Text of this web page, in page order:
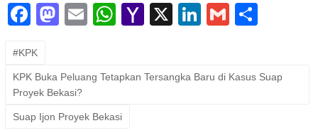
Facebook
Mastodon
EmailWhatsApp
Yahoo
X LinkedIn
Gmail
#KPK
KPK Buka Peluang Tetapkan Tersangka Baru di Kasus Suap
Proyek Bekasi?
Suap Ijon Proyek Bekasi